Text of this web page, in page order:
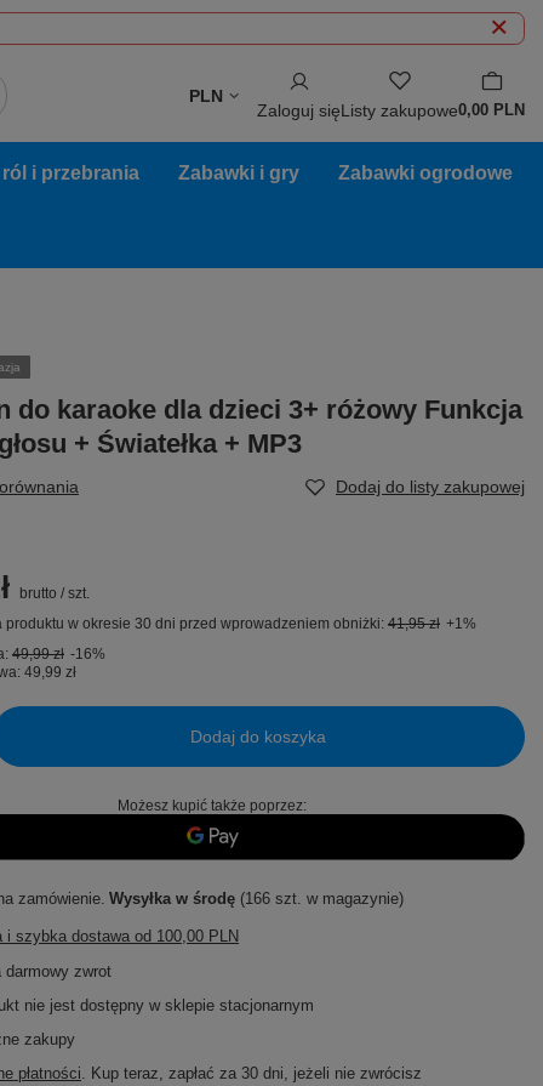
PLN
Zaloguj sięListy zakupowe0,00 PLN
i przebrania Zabawki i gry Zabawki ogrodowe
do karaoke dla dzieci 3+ różowy Funkcja
+ Światełka + MP3
Dodaj do listy zakupowej
brutto / szt.
produktu w okresie 30 dni przed wprowadzeniem obniżki: 41,95 zł +1%
49,99 zł -16%
49,99 zł
Dodaj do koszyka
Możesz kupić także poprzez:
zamówienie Wysyłka w środę(166 szt. w magazynie)
i szybka dostawaod 100,00 PLN
zwrot
nie jest dostępny w sklepie stacjonarnym
zakupy
płatności. Kup teraz, zapłać za 30 dni, jeżeli nie zwrócisz